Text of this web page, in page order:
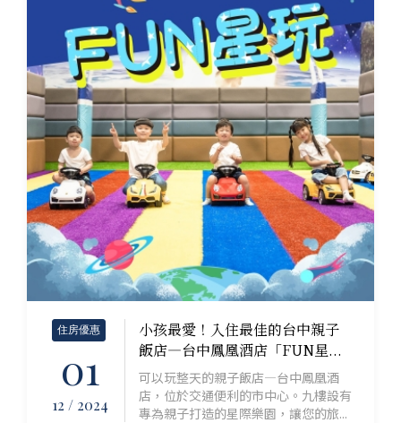
住房優惠
01
12 / 2024
小孩最愛！入住最佳的台中親子
飯店—台中鳳凰酒店「FUN星...
可以玩整天的親子飯店—台中鳳凰酒
店，位於交通便利的市中心。九樓設有
專為親子打造的星際樂園，讓您的旅...